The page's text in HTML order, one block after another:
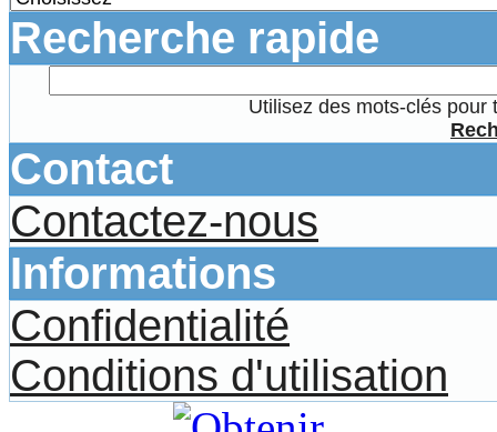
Recherche rapide
Utilisez des mots-clés pour
Contact
Contactez-nous
Informations
Confidentialité
Conditions d'utilisation